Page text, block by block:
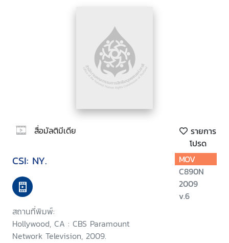
สื่อมัลติมีเดีย
รายการ
โปรด
CSI: NY.
สถานที่พิมพ์:
Hollywood, CA : CBS Paramount
Network Television, 2009.
MOV
C890N
2009
v.6